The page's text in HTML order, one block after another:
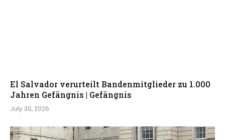
El Salvador verurteilt Bandenmitglieder zu 1.000
Jahren Gefängnis | Gefängnis
July 30, 2026